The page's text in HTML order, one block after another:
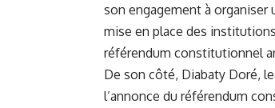
son engagement à organiser
mise en place des
référendum constitutionnel
De son côté, Diabaty Doré,
l’annonce du référendum